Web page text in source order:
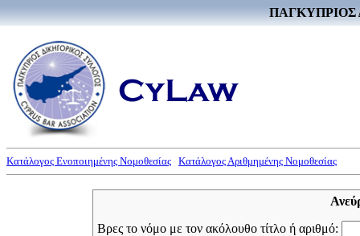
ΠΑΓΚΥΠΡΙΟΣ
Κατάλογος Ενοποιημένης Νομοθεσίας Κατάλογος Αριθμημένης Νομοθεσίας
Βρες το νόμο με τον ακόλουθο τίτλο ή αριθμό: